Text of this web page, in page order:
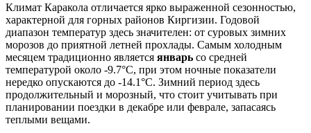
Климат Каракола отличается ярко выраженной сезонностью,
характерной для горных районов Киргизии. Годовой
диапазон температур здесь значителен: от суровых зимних
морозов до приятной летней прохлады. Самым холодным
месяцем традиционно является январь со средней
температурой около -9.7°C, при этом ночные показатели
нередко опускаются до -14.1°C. Зимний период здесь
продолжительный и морозный, что стоит учитывать при
планировании поездки в декабре или феврале, запасаясь
теплыми вещами.